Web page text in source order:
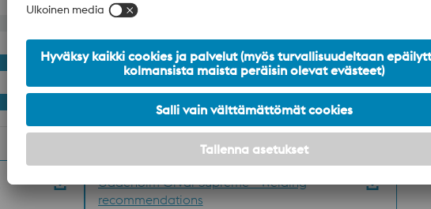
60%
Ennenaikaisen murtumisen kestävyys
Uddeholm Orvar Supreme - Welding
recommendations